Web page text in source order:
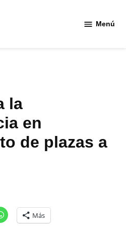
Menú
la
en
de plazas a
Más